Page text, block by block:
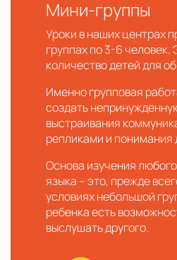
Мини-группы
Уроки в наших центрах
группах по 3-6
количество детей для
Именно групповая
создать
выстраивания
репликами и понимания
Основа изучения
языка – это, прежде
условиях небольшой
ребенка есть
выслушать другого.